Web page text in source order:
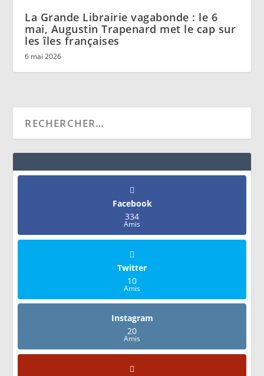
La Grande Librairie vagabonde : le 6
mai, Augustin Trapenard met le cap sur
les îles françaises
6 mai 2026
Facebook
334
Amis
Twitter
10
Amis
Instagram
20
Amis